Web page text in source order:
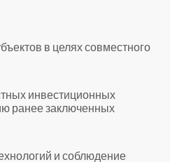
в целях совместного
инвестиционных
ранее заключенных
и соблюдение